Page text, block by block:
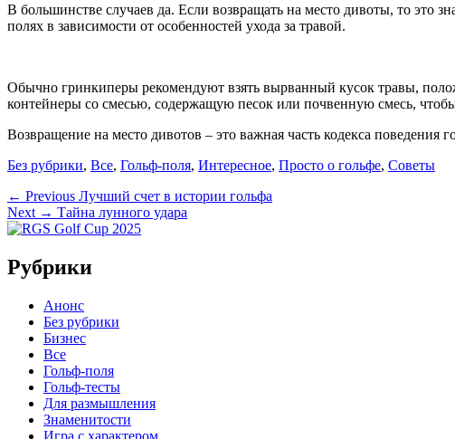
В большинстве случаев да. Если возвращать на место дивоты, то это
полях в зависимости от особенностей ухода за травой.
Обычно гринкиперы рекомендуют взять вырванный кусок травы,
контейнеры со смесью, содержащую песок или почвенную смесь, чтобы
Возвращение на место дивотов – это важная часть кодекса поведения
Categories
Без рубрики, Все, Гольф-поля, Интересное, Просто о гольфе, Советы
Навигация
по
← Previous Previous
post:
Лучший счет в истории гольфа
Next → Next
post:
Тайна лунного удара
Рубрики
Анонс
Без рубрики
Бизнес
Все
Гольф-поля
Гольф-тесты
Для размышления
Знаменитости
Игра с характером